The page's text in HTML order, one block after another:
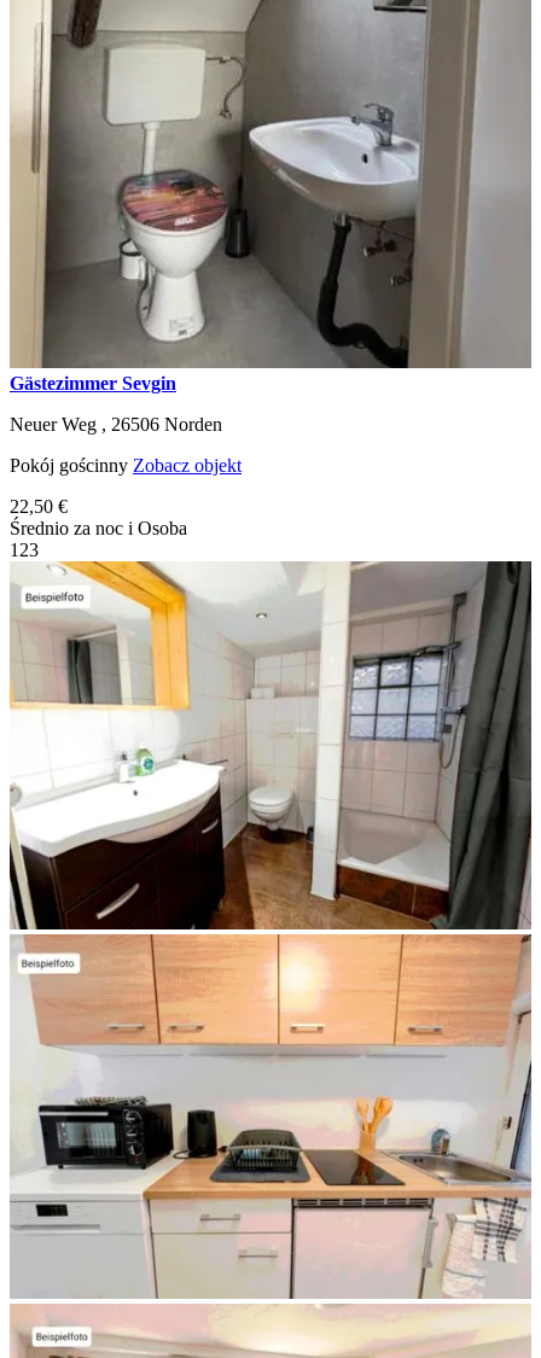
Gästezimmer Sevgin
Neuer Weg , 26506 Norden
Pokój gościnny Zobacz objekt
22,50 €
Średnio za noc i Osoba
1 23